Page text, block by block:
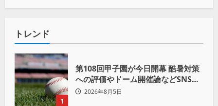
トレンド
1
第108回甲子園が今日開幕 酷暑対策
への評価やドーム開催論などSNSで
議論も
2026年8月5日